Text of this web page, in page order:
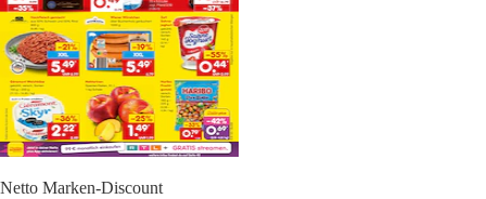
Netto Marken-Discount